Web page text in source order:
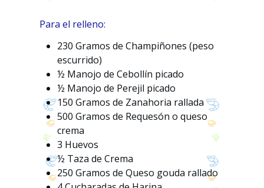
Para el relleno:
230 Gramos de Champiñones (peso
escurrido)
½ Manojo de Cebollín picado
½ Manojo de Perejil picado
150 Gramos de Zanahoria rallada
500 Gramos de Requesón o queso
crema
3 Huevos
½ Taza de Crema
250 Gramos de Queso gouda rallado